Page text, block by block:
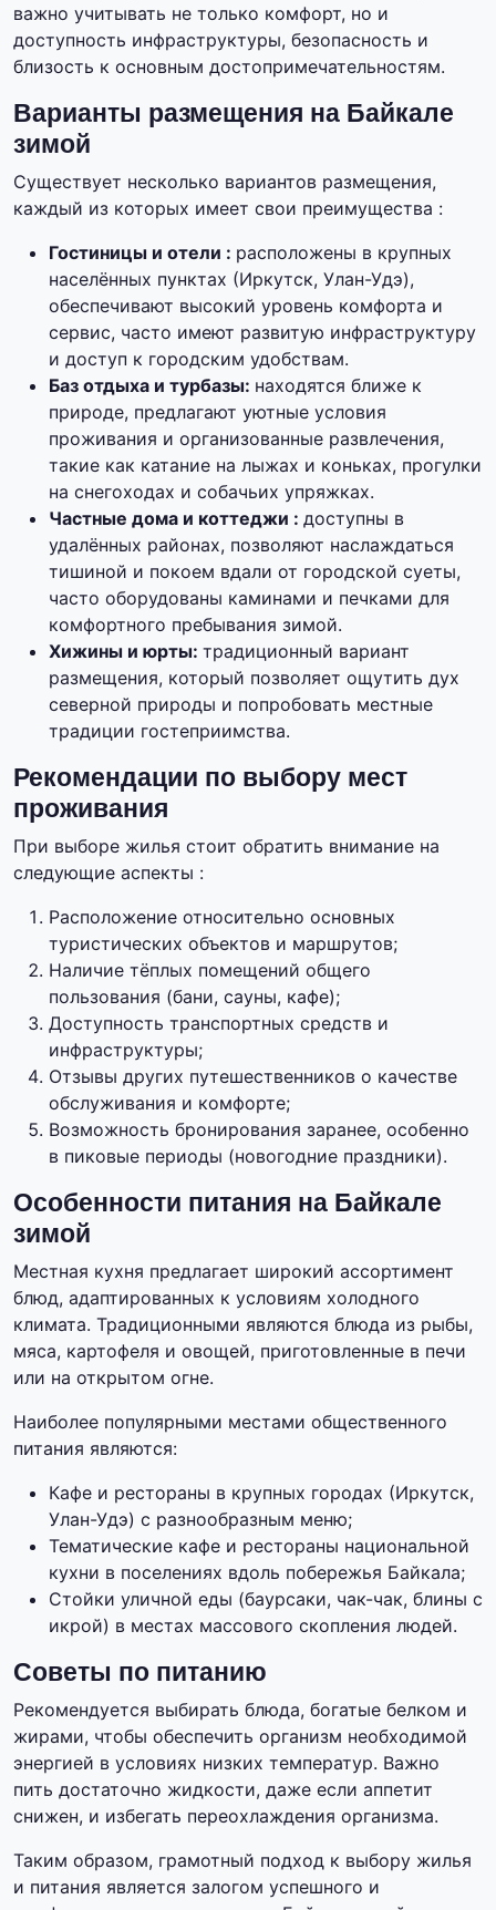
важно учитывать не только комфорт, но и
доступность инфраструктуры, безопасность и
близость к основным достопримечательностям.
Варианты размещения на Байкале
зимой
Существует несколько вариантов размещения,
каждый из которых имеет свои преимущества :
Гостиницы и отели : расположены в крупных
населённых пунктах (Иркутск, Улан-Удэ),
обеспечивают высокий уровень комфорта и
сервис, часто имеют развитую инфраструктуру
и доступ к городским удобствам.
Баз отдыха и турбазы: находятся ближе к
природе, предлагают уютные условия
проживания и организованные развлечения,
такие как катание на лыжах и коньках, прогулки
на снегоходах и собачьих упряжках.
Частные дома и коттеджи : доступны в
удалённых районах, позволяют наслаждаться
тишиной и покоем вдали от городской суеты,
часто оборудованы каминами и печками для
комфортного пребывания зимой.
Хижины и юрты: традиционный вариант
размещения, который позволяет ощутить дух
северной природы и попробовать местные
традиции гостеприимства.
Рекомендации по выбору мест
проживания
При выборе жилья стоит обратить внимание на
следующие аспекты :
Расположение относительно основных
туристических объектов и маршрутов;
Наличие тёплых помещений общего
пользования (бани, сауны, кафе);
Доступность транспортных средств и
инфраструктуры;
Отзывы других путешественников о качестве
обслуживания и комфорте;
Возможность бронирования заранее, особенно
в пиковые периоды (новогодние праздники).
Особенности питания на Байкале
зимой
Местная кухня предлагает широкий ассортимент
блюд, адаптированных к условиям холодного
климата. Традиционными являются блюда из рыбы,
мяса, картофеля и овощей, приготовленные в печи
или на открытом огне.
Наиболее популярными местами общественного
питания являются:
Кафе и рестораны в крупных городах (Иркутск,
Улан-Удэ) с разнообразным меню;
Тематические кафе и рестораны национальной
кухни в поселениях вдоль побережья Байкала;
Стойки уличной еды (баурсаки, чак-чак, блины с
икрой) в местах массового скопления людей.
Советы по питанию
Рекомендуется выбирать блюда, богатые белком и
жирами, чтобы обеспечить организм необходимой
энергией в условиях низких температур. Важно
пить достаточно жидкости, даже если аппетит
снижен, и избегать переохлаждения организма.
Таким образом, грамотный подход к выбору жилья
и питания является залогом успешного и